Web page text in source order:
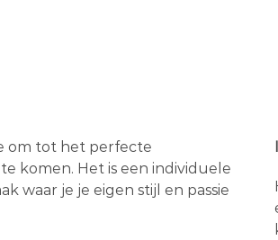
om tot het perfecte
komen. Het is een individuele
waar je je eigen stijl en passie